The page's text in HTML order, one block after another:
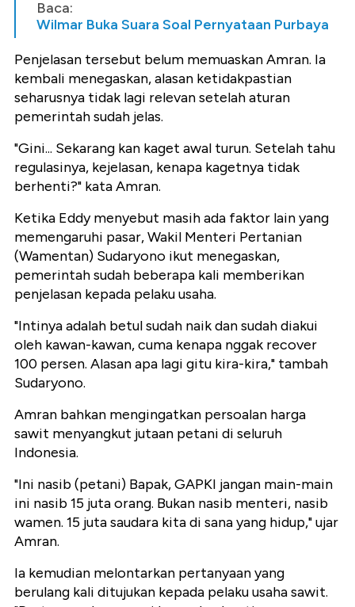
Baca:
Wilmar Buka Suara Soal Pernyataan Purbaya
Penjelasan tersebut belum memuaskan Amran. Ia
kembali menegaskan, alasan ketidakpastian
seharusnya tidak lagi relevan setelah aturan
pemerintah sudah jelas.
"Gini... Sekarang kan kaget awal turun. Setelah tahu
regulasinya, kejelasan, kenapa kagetnya tidak
berhenti?" kata Amran.
Ketika Eddy menyebut masih ada faktor lain yang
memengaruhi pasar, Wakil Menteri Pertanian
(Wamentan) Sudaryono ikut menegaskan,
pemerintah sudah beberapa kali memberikan
penjelasan kepada pelaku usaha.
"Intinya adalah betul sudah naik dan sudah diakui
oleh kawan-kawan, cuma kenapa nggak recover
100 persen. Alasan apa lagi gitu kira-kira," tambah
Sudaryono.
Amran bahkan mengingatkan persoalan harga
sawit menyangkut jutaan petani di seluruh
Indonesia.
"Ini nasib (petani) Bapak, GAPKI jangan main-main
ini nasib 15 juta orang. Bukan nasib menteri, nasib
wamen. 15 juta saudara kita di sana yang hidup," ujar
Amran.
Ia kemudian melontarkan pertanyaan yang
berulang kali ditujukan kepada pelaku usaha sawit.